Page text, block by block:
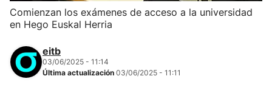
Comienzan los exámenes de acceso a la universidad
en Hego Euskal Herria
eitb
03/06/2025 - 11:14
Última actualización 03/06/2025 - 11:11